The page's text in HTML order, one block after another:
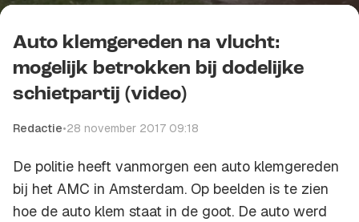
Kopieer link
Auto klemgereden na vlucht:
mogelijk betrokken bij dodelijke
schietpartij (video)
Redactie•28 november 2017 09:18
De politie heeft vanmorgen een auto klemgereden
bij het AMC in Amsterdam. Op beelden is te zien
hoe de auto klem staat in de goot. De auto werd